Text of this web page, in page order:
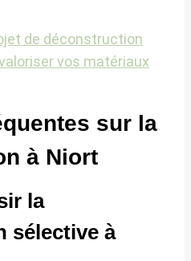
de déconstruction
vos matériaux
sur la
à Niort
la
sélective à